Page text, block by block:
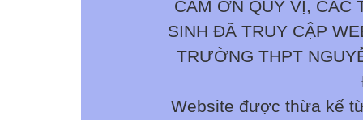
CẢM ƠN QUÝ VỊ, CÁC
SINH ĐÃ TRUY CẬP
TRƯỜNG THPT
Website được thừa kế